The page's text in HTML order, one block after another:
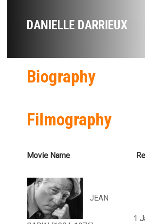
DANIELLE DARRIEUX
Biography
Filmography
Movie Name
JEAN
1